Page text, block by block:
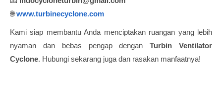
🌐www.turbinecyclone.com
Kami siap membantu Anda menciptakan ruangan yang lebih
nyaman dan bebas pengap denganTurbin Ventilator
Cyclone. Hubungi sekarang juga dan rasakan manfaatnya!